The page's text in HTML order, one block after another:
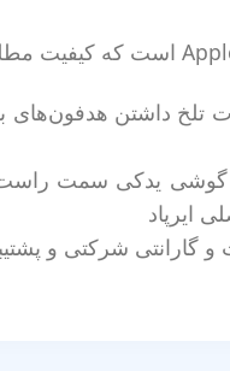
تلخ داشتن
ایرپاد